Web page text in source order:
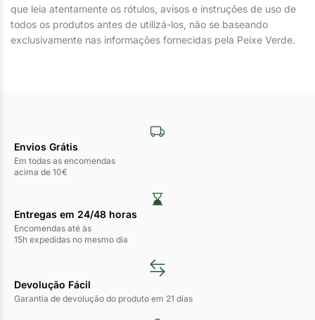
que leia atentamente os rótulos, avisos e instruções de uso de
todos os produtos antes de utilizá-los, não se baseando
exclusivamente nas informações fornecidas pela Peixe Verde.
Envios Grátis
Em todas as encomendas
acima de 10€
Entregas em 24/48 horas​
Encomendas até às
15h expedidas no mesmo dia
Devolução Fácil
Garantia de devolução do produto em 21 dias